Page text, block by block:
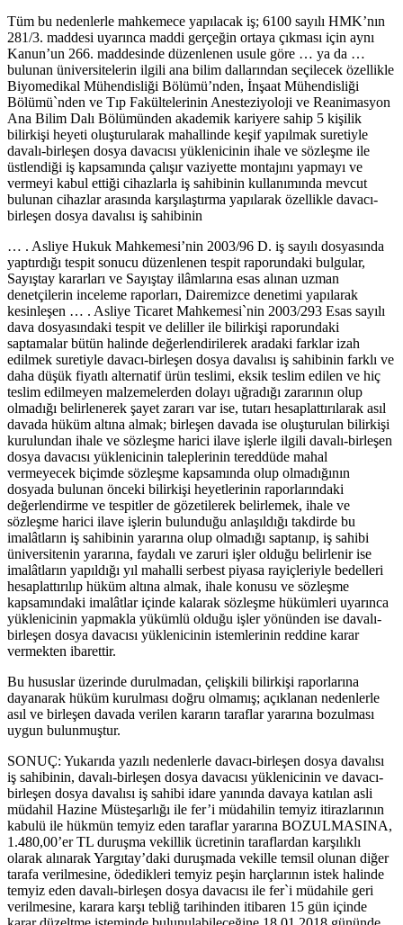
Tüm bu nedenlerle mahkemece yapılacak iş; 6100 sayılı HMK’nın
281/3. maddesi uyarınca maddi gerçeğin ortaya çıkması için aynı
Kanun’un 266. maddesinde düzenlenen usule göre … ya da …
bulunan üniversitelerin ilgili ana bilim dallarından seçilecek özellikle
Biyomedikal Mühendisliği Bölümü’nden, İnşaat Mühendisliği
Bölümü`nden ve Tıp Fakültelerinin Anesteziyoloji ve Reanimasyon
Ana Bilim Dalı Bölümünden akademik kariyere sahip 5 kişilik
bilirkişi heyeti oluşturularak mahallinde keşif yapılmak suretiyle
davalı-birleşen dosya davacısı yüklenicinin ihale ve sözleşme ile
üstlendiği iş kapsamında çalışır vaziyette montajını yapmayı ve
vermeyi kabul ettiği cihazlarla iş sahibinin kullanımında mevcut
bulunan cihazlar arasında karşılaştırma yapılarak özellikle davacı-
birleşen dosya davalısı iş sahibinin
… . Asliye Hukuk Mahkemesi’nin 2003/96 D. iş sayılı dosyasında
yaptırdığı tespit sonucu düzenlenen tespit raporundaki bulgular,
Sayıştay kararları ve Sayıştay ilâmlarına esas alınan uzman
denetçilerin inceleme raporları, Dairemizce denetimi yapılarak
kesinleşen … . Asliye Ticaret Mahkemesi`nin 2003/293 Esas sayılı
dava dosyasındaki tespit ve deliller ile bilirkişi raporundaki
saptamalar bütün halinde değerlendirilerek aradaki farklar izah
edilmek suretiyle davacı-birleşen dosya davalısı iş sahibinin farklı ve
daha düşük fiyatlı alternatif ürün teslimi, eksik teslim edilen ve hiç
teslim edilmeyen malzemelerden dolayı uğradığı zararının olup
olmadığı belirlenerek şayet zararı var ise, tutarı hesaplattırılarak asıl
davada hüküm altına almak; birleşen davada ise oluşturulan bilirkişi
kurulundan ihale ve sözleşme harici ilave işlerle ilgili davalı-birleşen
dosya davacısı yüklenicinin taleplerinin tereddüde mahal
vermeyecek biçimde sözleşme kapsamında olup olmadığının
dosyada bulunan önceki bilirkişi heyetlerinin raporlarındaki
değerlendirme ve tespitler de gözetilerek belirlemek, ihale ve
sözleşme harici ilave işlerin bulunduğu anlaşıldığı takdirde bu
imalâtların iş sahibinin yararına olup olmadığı saptanıp, iş sahibi
üniversitenin yararına, faydalı ve zaruri işler olduğu belirlenir ise
imalâtların yapıldığı yıl mahalli serbest piyasa rayiçleriyle bedelleri
hesaplattırılıp hüküm altına almak, ihale konusu ve sözleşme
kapsamındaki imalâtlar içinde kalarak sözleşme hükümleri uyarınca
yüklenicinin yapmakla yükümlü olduğu işler yönünden ise davalı-
birleşen dosya davacısı yüklenicinin istemlerinin reddine karar
vermekten ibarettir.
Bu hususlar üzerinde durulmadan, çelişkili bilirkişi raporlarına
dayanarak hüküm kurulması doğru olmamış; açıklanan nedenlerle
asıl ve birleşen davada verilen kararın taraflar yararına bozulması
uygun bulunmuştur.
SONUÇ: Yukarıda yazılı nedenlerle davacı-birleşen dosya davalısı
iş sahibinin, davalı-birleşen dosya davacısı yüklenicinin ve davacı-
birleşen dosya davalısı iş sahibi idare yanında davaya katılan asli
müdahil Hazine Müsteşarlığı ile fer’i müdahilin temyiz itirazlarının
kabulü ile hükmün temyiz eden taraflar yararına BOZULMASINA,
1.480,00’er TL duruşma vekillik ücretinin taraflardan karşılıklı
olarak alınarak Yargıtay’daki duruşmada vekille temsil olunan diğer
tarafa verilmesine, ödedikleri temyiz peşin harçlarının istek halinde
temyiz eden davalı-birleşen dosya davacısı ile fer`i müdahile geri
verilmesine, karara karşı tebliğ tarihinden itibaren 15 gün içinde